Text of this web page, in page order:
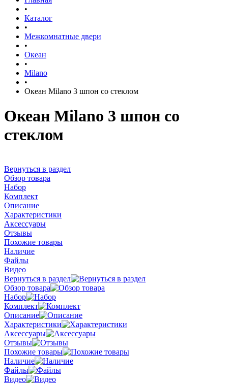
•
Каталог
•
Межкомнатные двери
•
Океан
•
Milano
•
Океан Milano 3 шпон со стеклом
Океан Milano 3 шпон со
стеклом
Вернуться в раздел
Обзор товара
Набор
Комплект
Описание
Характеристики
Аксессуары
Отзывы
Похожие товары
Наличие
Файлы
Видео
Вернуться в раздел
Обзор товара
Набор
Комплект
Описание
Характеристики
Аксессуары
Отзывы
Похожие товары
Наличие
Файлы
Видео